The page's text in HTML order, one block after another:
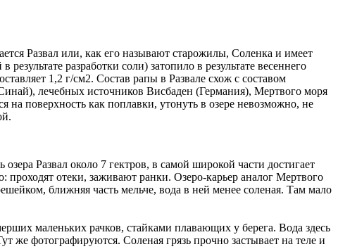
Развал или, как его называют старожилы, Соленка и имеет
разработки соли) затопило в результате весеннего
1,2 г/см2. Состав рапы в Развале схож с составом
лечебных источников Висбаден (Германия), Мертвого моря
на поверхность как поплавки, утонуть в озере невозможно, не
Развал около 7 гектров, в самой широкой части достигает
отеки, заживают ранки. Озеро-карьер аналог Мертвого
ближняя часть мельче, вода в ней менее соленая. Там мало
маленьких рачков, стайками плавающих у берега. Вода здесь
же фотографируются. Соленая грязь прочно застывает на теле и